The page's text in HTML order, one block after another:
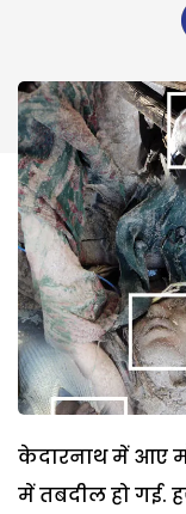
केदारनाथ में आए
में तबदील हो गई.